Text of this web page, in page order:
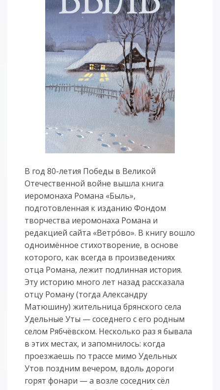
В год 80-летия Победы в Великой
Отечественной войне вышла книга
иеромонаха Романа «Быль»,
подготовленная к изданию Фондом
творчества иеромонаха Романа и
редакцией сайта «Ветро́во». В книгу вошло
одноимённое стихотворение, в основе
которого, как всегда в произведениях
отца Романа, лежит подлинная история.
Эту историю много лет назад рассказала
отцу Роману (тогда Александру
Матюшину) жительница брянского села
Удельные Уты — соседнего с его родным
селом Рябчёвском. Несколько раз я бывала
в этих местах, и запомнилось: когда
проезжаешь по трассе мимо Удельных
Утов поздним вечером, вдоль дороги
горят фонари — а возле соседних сёл